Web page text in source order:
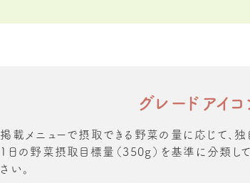
グレードアイ
掲載メニューで摂取できる野菜の量に応じて、独
1日の野菜摂取目標量（350g）を基準に分類し
さい。